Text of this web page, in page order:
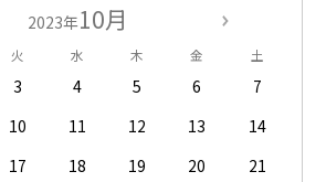
2023年10月
火 水 木 金 土
3 4 5 6
7
10 11 12 13
14
17 18 19 20
21